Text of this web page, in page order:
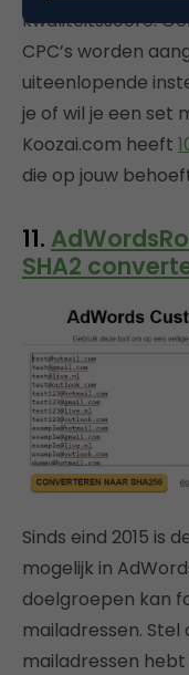
kwaliteitsscore.
CPC’s worden
uiteenlopende
je of wil je een set
Koozai.com heeft
die op jouw
11.
SHA2
Sinds eind 2015 is
mogelijk in
doelgroepen kan
mailadressen.
mailadressen